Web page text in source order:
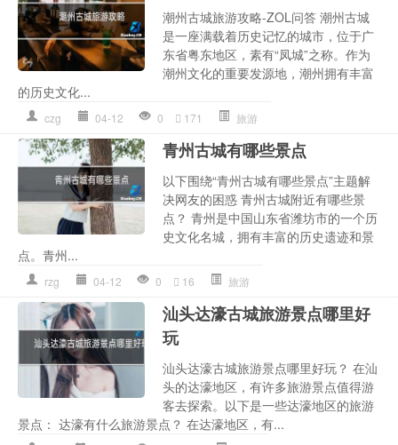
潮州古城旅游攻略-ZOL问答 潮州古城
是一座满载着历史记忆的城市，位于广
东省粤东地区，素有“凤城”之称。作为
潮州文化的重要发源地，潮州拥有丰富
的历史文化...
czg 04-12 0 171 旅游
青州古城有哪些景点
以下围绕“青州古城有哪些景点”主题解
决网友的困惑 青州古城附近有哪些景
点？ 青州是中国山东省潍坊市的一个历
史文化名城，拥有丰富的历史遗迹和景
点。青州...
rzg 04-12 0 16 旅游
汕头达濠古城旅游景点哪里好
玩
汕头达濠古城旅游景点哪里好玩？ 在汕
头的达濠地区，有许多旅游景点值得游
客去探索。以下是一些达濠地区的旅游
景点： 达濠有什么旅游景点？ 在达濠地区，有...